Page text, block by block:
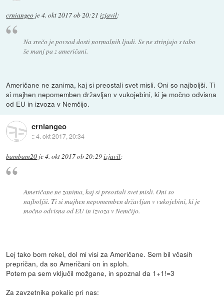
crniangeo je4. okt 2017 ob 20:21 izjavil:
Na srečo je povsod dosti normalnih ljudi. Se ne strinjajo s tabo
še manj pa z američani.
Američane ne zanima, kaj si preostali svet misli. Oni so najboljši. Ti
si majhen nepomemben državljan v vukojebini, ki je močno odvisna
od EU in izvoza v Nemčijo.
crniangeo
::4. okt 2017, 20:34
bambam20 je4. okt 2017 ob 20:29izjavil:
Američane ne zanima, kaj si preostali svet misli. Oni so
najboljši. Ti si majhen nepomemben državljan v vukojebini, ki je
močno odvisna od EU in izvoza v Nemčijo.
Lej tako bom rekel, dol mi visi za Američane. Sem bil včasih
prepričan, da so Američani on in sploh.
Potem pa sem vključil možgane, in spoznal da 1+1!=3
Za zavzetnika pokalic pri nas: